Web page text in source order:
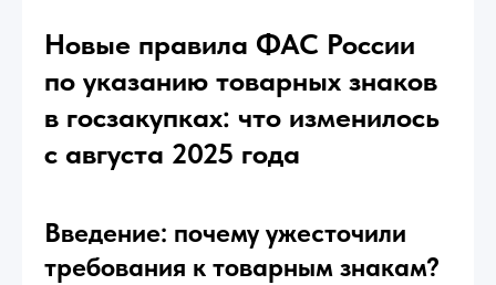
Новые правила ФАС России
по указанию товарных знаков
в госзакупках: что изменилось
с августа 2025 года
Введение: почему ужесточили
требования к товарным знакам?